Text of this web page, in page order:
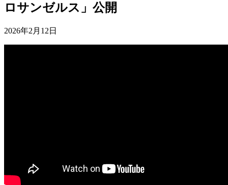
ロサンゼルス」公開
2026年2月12日